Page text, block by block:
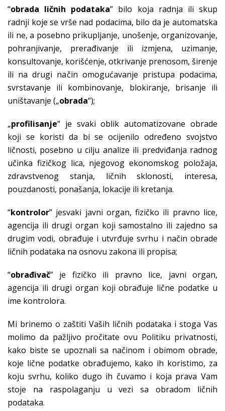
“obrada ličnih podataka” bilo koja radnja ili skup
radnji koje se vrše nad podacima, bilo da je automatska
ili ne, a posebno prikupljanje, unošenje, organizovanje,
pohranjivanje, prerađivanje ili izmjena, uzimanje,
konsultovanje, korišćenje, otkrivanje prenosom, širenje
ili na drugi način omogućavanje pristupa podacima,
svrstavanje ili kombinovanje, blokiranje, brisanje ili
uništavanje („obrada“);
„profilisanje“ je svaki oblik automatizovane obrade
koji se koristi da bi se ocijenilo određeno svojstvo
ličnosti, posebno u cilju analize ili predviđanja radnog
učinka fizičkog lica, njegovog ekonomskog položaja,
zdravstvenog stanja, ličnih sklonosti, interesa,
pouzdanosti, ponašanja, lokacije ili kretanja.
“kontrolor” jesvaki javni organ, fizičko ili pravno lice,
agencija ili drugi organ koji samostalno ili zajedno sa
drugim vodi, obrađuje i utvrđuje svrhu i način obrade
ličnih podataka na osnovu zakona ili propisa;
“obrađivač” je fizičko ili pravno lice, javni organ,
agencija ili drugi organ koji obrađuje lične podatke u
ime kontrolora.
Mi brinemo o zaštiti Vaših ličnih podataka i stoga Vas
molimo da pažljivo pročitate ovu Politiku privatnosti,
kako biste se upoznali sa načinom i obimom obrade,
koje lične podatke obrađujemo, kako ih koristimo, za
koju svrhu, koliko dugo ih čuvamo i koja prava Vam
stoje na raspolaganju u vezi sa obradom ličnih
podataka.